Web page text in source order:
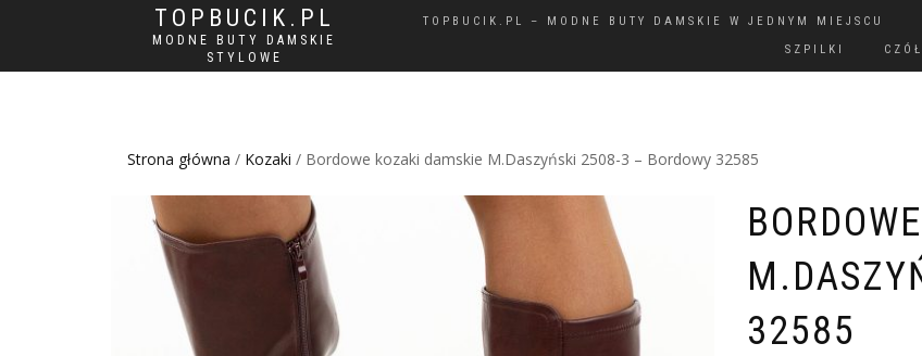
TOPBUCIK.PL
MODNE BUTY DAMSKIE
STYLOWE
TOPBUCIK.PL – MODNE BUTY DAMSKIE W JEDNYM MIEJSCU
SZPILKI
Strona główna / Kozaki / Bordowe kozaki damskie M.Daszyński 2508-3 – Bordowy 32585
32585